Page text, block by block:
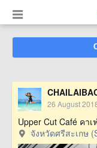
26 August
Upper Cut Café คา
จังหวัดศรีสะเกษ